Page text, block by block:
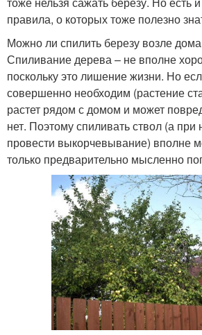
правила, о которых тоже полезно
Можно ли спилить березу возле дома
Спиливание дерева – не вполне
поскольку это лишение жизни. Но
совершенно необходим (растение
растет рядом с домом и может
нет. Поэтому спиливать ствол (а при
провести выкорчевывание) вполне
только предварительно мысленно